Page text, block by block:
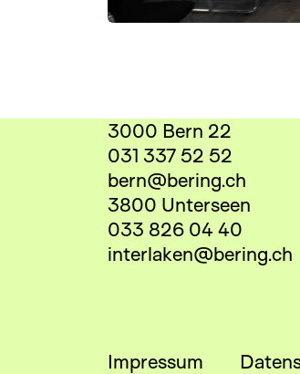
3000 Bern 22
031 337 52 52
bern@bering.ch
3800 Unterseen
033 826 04 40
interlaken@bering.ch
Impressum